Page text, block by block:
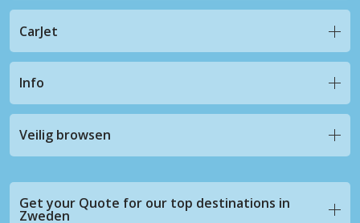
CarJet
Info
Veilig browsen
Get your Quote for our top destinations in
Zweden